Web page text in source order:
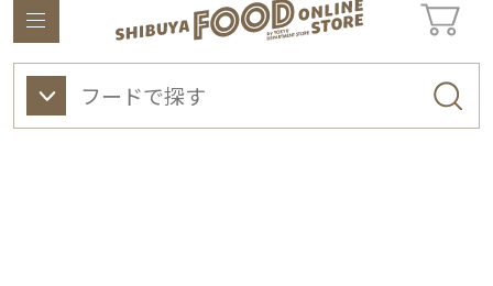
東急百貨店オンラインストアについて
ワイン ビューティー ギフト&ライフスタイル